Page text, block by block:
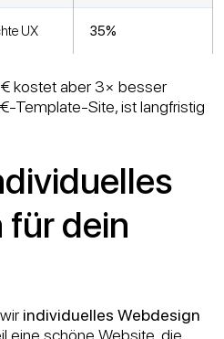
UX 35%
kostet aber 3× besser
Template-Site, ist langfristig
für dein
individuelles Webdesign
eine schöne Website, die